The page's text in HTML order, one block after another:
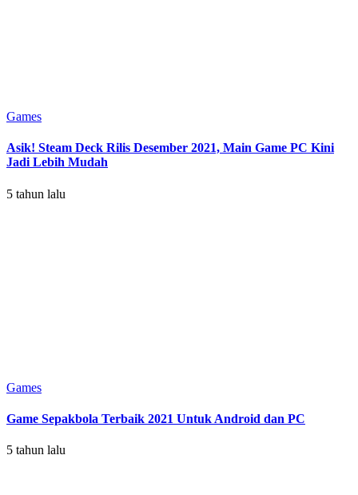
Games
Asik! Steam Deck Rilis Desember 2021, Main Game PC Kini
Jadi Lebih Mudah
5 tahun lalu
Games
Game Sepakbola Terbaik 2021 Untuk Android dan PC
5 tahun lalu